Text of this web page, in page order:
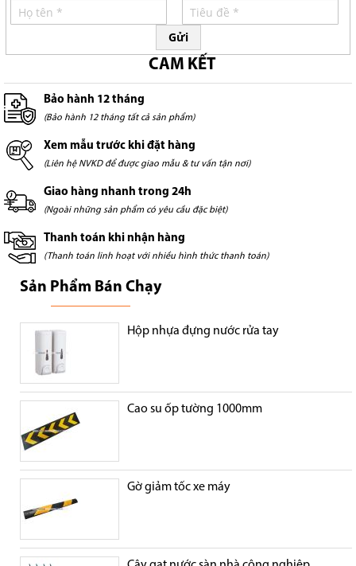
Gửi
CAM KẾT
Bảo hành 12 tháng
(Bảo hành 12 tháng tất cả sản phẩm)
Xem mẫu trước khi đặt hàng
(Liên hệ NVKD để được giao mẫu & tư vấn tận nơi)
Giao hàng nhanh trong 24h
(Ngoài những sản phẩm có yêu cầu đặc biệt)
Thanh toán khi nhận hàng
(Thanh toán linh hoạt với nhiều hình thức thanh toán)
Sản Phẩm Bán Chạy
Hộp nhựa đựng nước rửa tay
Cao su ốp tường 1000mm
Gờ giảm tốc xe máy